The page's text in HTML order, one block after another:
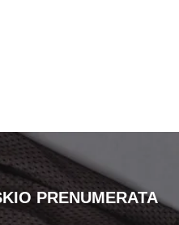
PRENUMERATA